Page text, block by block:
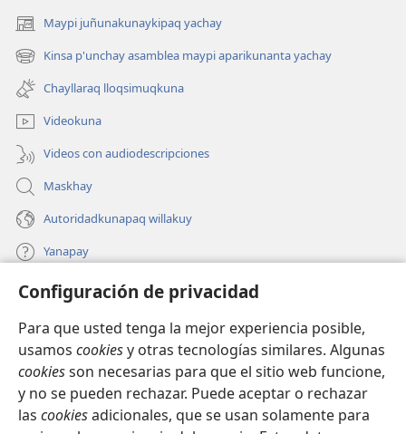
Configuración de privacidad
Para que usted tenga la mejor experiencia posible,
usamos cookiesy otras tecnologías similares. Algunas
cookiesson necesarias para que el sitio web funcione,
y no se pueden rechazar. Puede aceptar o rechazar
las cookiesadicionales, que se usan solamente para
Maypi juñunakunaykipaq yachay
(abre
una
nueva
ventana)
Kinsa p'unchay asamblea maypi aparikunanta yachay
(abre
una
nueva
ventana)
Chayllaraq lloqsimuqkuna
Videokuna
Videos con audiodescripciones
Maskhay
Autoridadkunapaq willakuy
Yanapay
Donacionta churanapaq
una
ventana)
INTERNETPI QELQANCHISKUNA Watchtower™
(abre
una
nueva
ventana)
JW Hub
(abre
una
nueva
JW Library ®